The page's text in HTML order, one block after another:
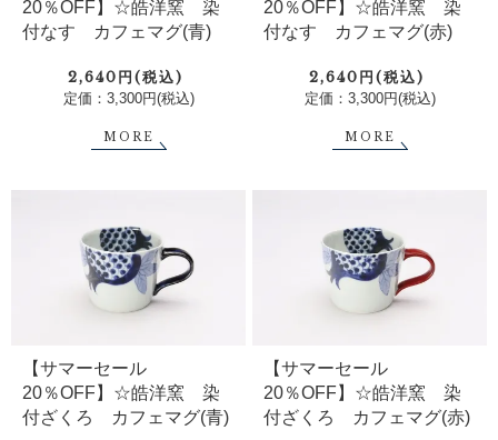
20％OFF】☆皓洋窯 染
付なす カフェマグ(青)
2,640円(税込)
定価：3,300円(税込)
MORE
20％OFF】☆皓洋窯 染
付なす カフェマグ(赤)
2,640円(税込)
定価：3,300円(税込)
MORE
【サマーセール
20％OFF】☆皓洋窯 染
付ざくろ カフェマグ(青)
【サマーセール
20％OFF】☆皓洋窯 染
付ざくろ カフェマグ(赤)